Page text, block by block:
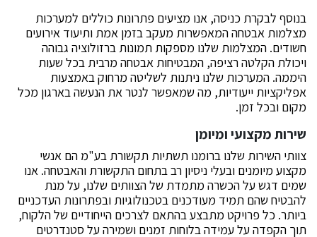
בנוסף לבקרת כניסה, אנו מציעים פתרונות כוללים למערכות
מצלמות אבטחה המאפשרות מעקב בזמן אמת ותיעוד אירועים
חשודים. המצלמות שלנו מספקות תמונות ברזולוציה גבוהה
ויכולת הקלטה רציפה, המבטיחות אבטחה מרבית בכל שעות
היממה. המערכות שלנו ניתנות לשליטה מרחוק באמצעות
אפליקציות ייעודיות, מה שמאפשר לנטר את הנעשה בארגון מכל
מקום ובכל זמן.
שירות מקצועי ומיומן
צוותי השירות שלנו ברומנו תשתיות תקשורת בע"מ הם אנשי
מקצוע מיומנים ובעלי ניסיון רב בתחום התקשורת והאבטחה. אנו
שמים דגש על הכשרה מתמדת של הצוותים שלנו, על מנת
להבטיח שהם תמיד מעודכנים בטכנולוגיות ובפתרונות העדכניים
ביותר. כל פרויקט מתבצע בהתאם לצרכים הייחודיים של הלקוח,
תוך הקפדה על עמידה בלוחות זמנים ושמירה על סטנדרטים